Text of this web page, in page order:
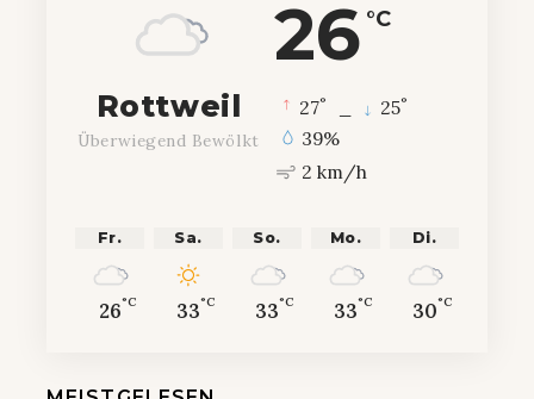
26 °C
Rottweil
Überwiegend Bewölkt
27° 25°
39%
2 km/h
Fr.
26°C
Sa.
33°C
So.
33°C
Mo.
33°C
Di.
30°C